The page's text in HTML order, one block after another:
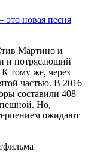
новая песня
Мартино и
и потрясающий
тому же, через
частью. В 2016
составили 408
Но,
ожидают